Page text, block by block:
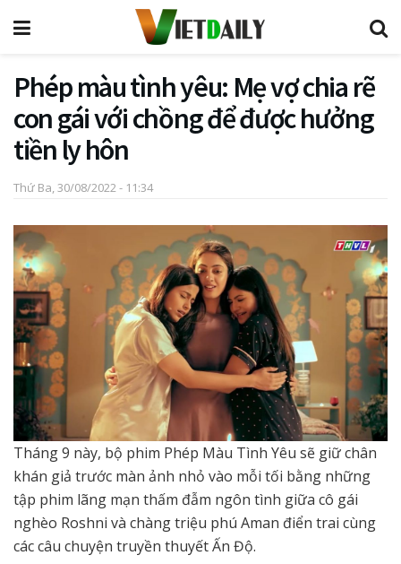
Phép màu tình yêu: Mẹ vợ chia rẽ
con gái với chồng để được hưởng
tiền ly hôn
Thứ Ba, 30/08/2022 - 11:34
Tháng 9 này, bộ phim Phép Màu Tình Yêu sẽ giữ chân
khán giả trước màn ảnh nhỏ vào mỗi tối bằng những
tập phim lãng mạn thấm đẫm ngôn tình giữa cô gái
nghèo Roshni và chàng triệu phú Aman điển trai cùng
các câu chuyện truyền thuyết Ấn Độ.